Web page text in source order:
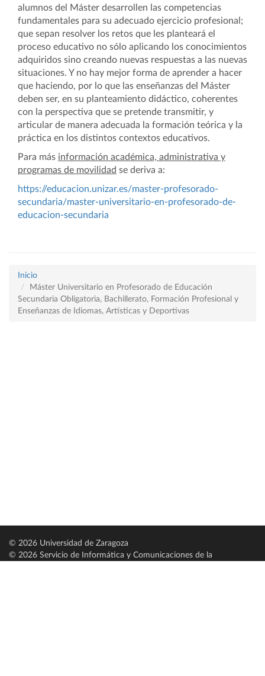
alumnos del Máster desarrollen las competencias
fundamentales para su adecuado ejercicio profesional;
que sepan resolver los retos que les planteará el
proceso educativo no sólo aplicando los conocimientos
adquiridos sino creando nuevas respuestas a las nuevas
situaciones. Y no hay mejor forma de aprender a hacer
que haciendo, por lo que las enseñanzas del Máster
deben ser, en su planteamiento didáctico, coherentes
con la perspectiva que se pretende transmitir, y
articular de manera adecuada la formación teórica y la
práctica en los distintos contextos educativos.
Para más información académica, administrativa y
programas de movilidad se deriva a:
https://educacion.unizar.es/master-profesorado-
secundaria/master-universitario-en-profesorado-de-
educacion-secundaria
Inicio
Máster Universitario en Profesorado de Educación
Secundaria Obligatoria, Bachillerato, Formación Profesional y
Enseñanzas de Idiomas, Artísticas y Deportivas
© 2026 Universidad de Zaragoza
© 2026 Servicio de Informática y Comunicaciones de la